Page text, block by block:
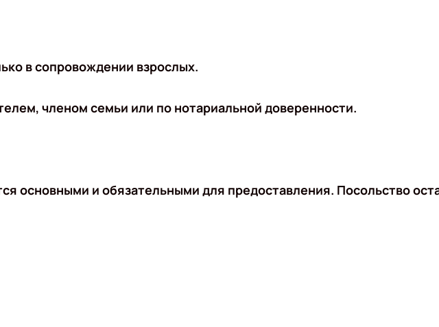
в сопровождении взрослых.
членом семьи или по нотариальной доверенности.
основными и обязательными для предоставления. Посольство